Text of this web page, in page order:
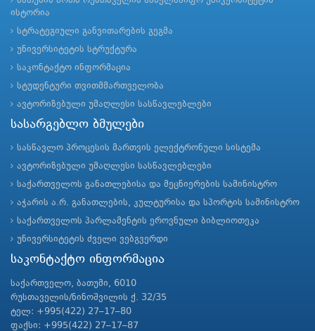
ისტორია
სტრატეგიული განვითარების გეგმა
უნივერსიტეტის სტრუქტურა
საკონტაქტო ინფორმაცია
სტუდენტური თვითმმართველობა
ავტორიზებული უმაღლესი სასწავლებლები
სასარგებლო ბმულები
სასწავლო პროცესის მართვის ელექტრონული სისტემა
ავტორიზებული უმაღლესი სასწავლებლები
საქართველოს განათლებისა და მეცნიერების სამინისტრო
აჭარის ა.რ. განათლების, კულტურისა და სპორტის სამინისტრო
საქართველოს პარლამენტის ეროვნული ბიბლიოთეკა
უნივერსიტეტის ძველი ვებგვერდი
საკონტაქტო ინფორმაცია
საქართველო, ბათუმი, 6010
რუსთაველის/ნინოშვილის ქ. 32/35
ტელ: +995(422) 27–17–80
ფაქსი: +995(422) 27–17–87